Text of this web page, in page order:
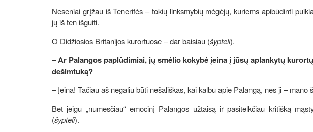
Neseniai grįžau iš Tenerifės – tokių linksmybių mėgėjų, kuriems apibūdinti
jų iš ten išguiti.
O Didžiosios Britanijos kurortuose – dar baisiau (šypteli).
–Ar Palangos paplūdimiai, jų smėlio kokybė įeina į jūsų aplankytų
dešimtuką?
– Įeina! Tačiau aš negaliu būti nešališkas, kai kalbu apie Palangą, nes ji – mano
Bet jeigu „numesčiau“ emocinį Palangos užtaisą ir pasitelkčiau kritišką
(šypteli).